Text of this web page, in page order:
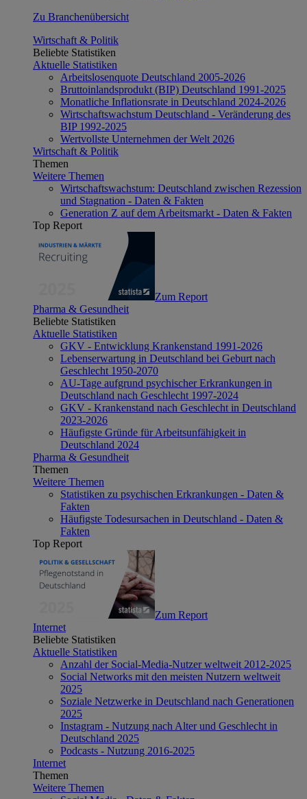
Zu Branchenübersicht
Wirtschaft & Politik
Beliebte Statistiken
Aktuelle Statistiken
Arbeitslosenquote Deutschland 2005-2026
Bruttoinlandsprodukt (BIP) Deutschland 1991-2025
Monatliche Inflationsrate in Deutschland 2024-2026
Wirtschaftswachstum Deutschland - Veränderung des
BIP 1992-2025
Wertvollste Unternehmen der Welt 2026
Wirtschaft & Politik
Themen
Weitere Themen
Wirtschaftswachstum: Deutschland zwischen Rezession
und Stagnation - Daten & Fakten
Generation Z auf dem Arbeitsmarkt - Daten & Fakten
Top Report
Zum Report
Pharma & Gesundheit
Beliebte Statistiken
Aktuelle Statistiken
GKV - Entwicklung Krankenstand 1991-2026
Lebenserwartung in Deutschland bei Geburt nach
Geschlecht 1950-2070
AU-Tage aufgrund psychischer Erkrankungen in
Deutschland nach Geschlecht 1997-2024
GKV - Krankenstand nach Geschlecht in Deutschland
2023-2026
Häufigste Gründe für Arbeitsunfähigkeit in
Deutschland 2024
Pharma & Gesundheit
Themen
Weitere Themen
Statistiken zu psychischen Erkrankungen - Daten &
Fakten
Häufigste Todesursachen in Deutschland - Daten &
Fakten
Top Report
Zum Report
Internet
Beliebte Statistiken
Aktuelle Statistiken
Anzahl der Social-Media-Nutzer weltweit 2012-2025
Social Networks mit den meisten Nutzern weltweit
2025
Soziale Netzwerke in Deutschland nach Generationen
2025
Instagram - Nutzung nach Alter und Geschlecht in
Deutschland 2025
Podcasts - Nutzung 2016-2025
Internet
Themen
Weitere Themen